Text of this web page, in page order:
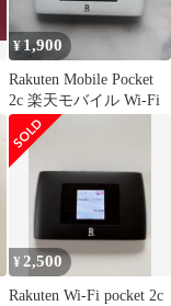
¥1,900
Rakuten Mobile Pocket
2c 楽天モバイル Wi-Fi
¥2,500
Rakuten Wi-Fi pocket 2c